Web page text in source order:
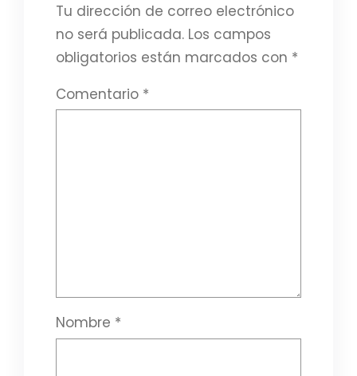
Tu dirección de correo electrónico
no será publicada. Los campos
obligatorios están marcados con *
Comentario *
Nombre *